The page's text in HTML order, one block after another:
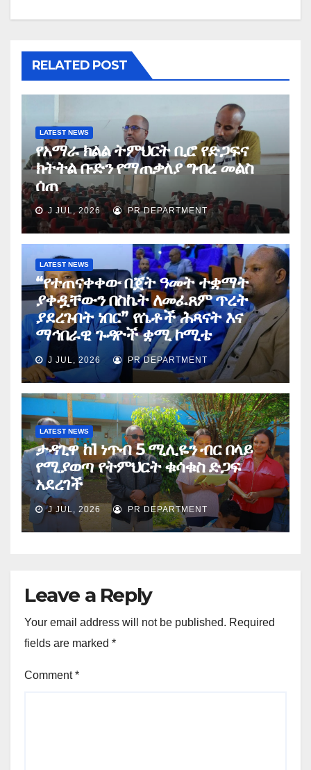
RELATED POST
LATEST NEWS
የአማራ ክልል ትምህርት ቢሮ የድጋፍና
ክትትል ቡድን የማጠቃለያ ግብረ መልስ
ሰጠ
J JUL, 2026 PR DEPARTMENT
LATEST NEWS
“የተጠናቀቀው በጀት ዓመት ተቋማት
ያቀዷቸውን በስኬት ለመፈጸም ጥረት
ያደረጉበት ነበር” የሴቶች ሕጻናት እና
ማኅበራዊ ጉዳዮች ቋሚ ኮሚቴ
J JUL, 2026 PR DEPARTMENT
LATEST NEWS
ታዳጊዋ ከ1 ነጥብ 5 ሚሊዬን ብር በላይ
የሚያወጣ የትምህርት ቁሳቁስ ድጋፍ
አደረገች
J JUL, 2026 PR DEPARTMENT
Leave a Reply
Your email address will not be published. Required
fields are marked *
Comment*